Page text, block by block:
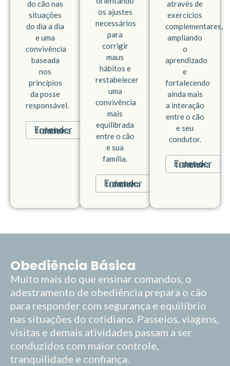
do cão nas
situações
do dia a dia
e uma
convivência
baseada
nos
princípios
da posse
responsável.
Entender como funciona
os ajustes
necessários
para
corrigir
maus
hábitos e
restabelecer
uma
convivência
mais
equilibrada
entre o cão
e sua
família.
Entender como funciona
através de
exercícios
complementares,
ampliando
o
aprendizado
e
fortalecendo
ainda mais
a interação
entre o cão
e seu
condutor.
Entender como funciona
Obediência Básica
Muito mais do que ensinar comandos, o
adestramento de obediência prepara o cão
para responder com segurança e equilíbrio
nas situações do cotidiano. Passeios, viagens,
visitas e demais atividades passam a ser
conduzidos com maior controle,
tranquilidade e confiança.